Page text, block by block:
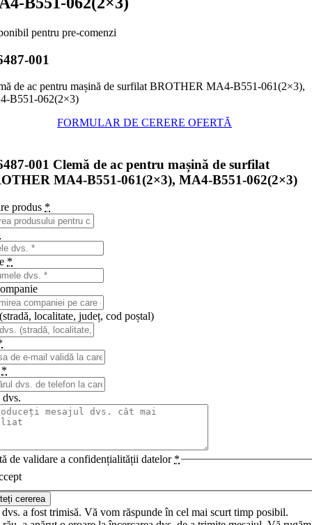
pentru pre-comenzi
001
de ac pentru mașină de surfilat BROTHER MA4-B551-061(2×3),
B551-062(2×3)
FORMULAR DE CERERE OFERTĂ
001 Clemă de ac pentru mașină de surfilat
MA4-B551-061(2×3), MA4-B551-062(2×3)
produs *
*
localitate, județ, cod poștal)
*
de validare a confidențialității datelor *
cererea
dvs. a fost trimisă. Vă vom răspunde în cel mai scurt timp posibil.